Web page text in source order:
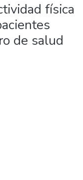
física
de salud